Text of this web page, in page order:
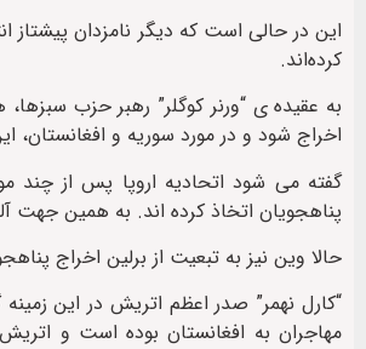
این در حالی است که دیگر نامزدان پیشتاز
کرده‌اند.
به عقیده ی “ورنر کوگلر” رهبر حزب
اخراج شود و در مورد سوریه و افغانستان،
گفته می شود اتحادیه اروپا پس از چند
پناهجویان اتخاذ کرده اند. به همین جهت
حالا وین نیز به تبعیت از برلین اخراج
“کارل نهمر” صدر اعظم اتریش در این
مهاجران به افغانستان بوده است و